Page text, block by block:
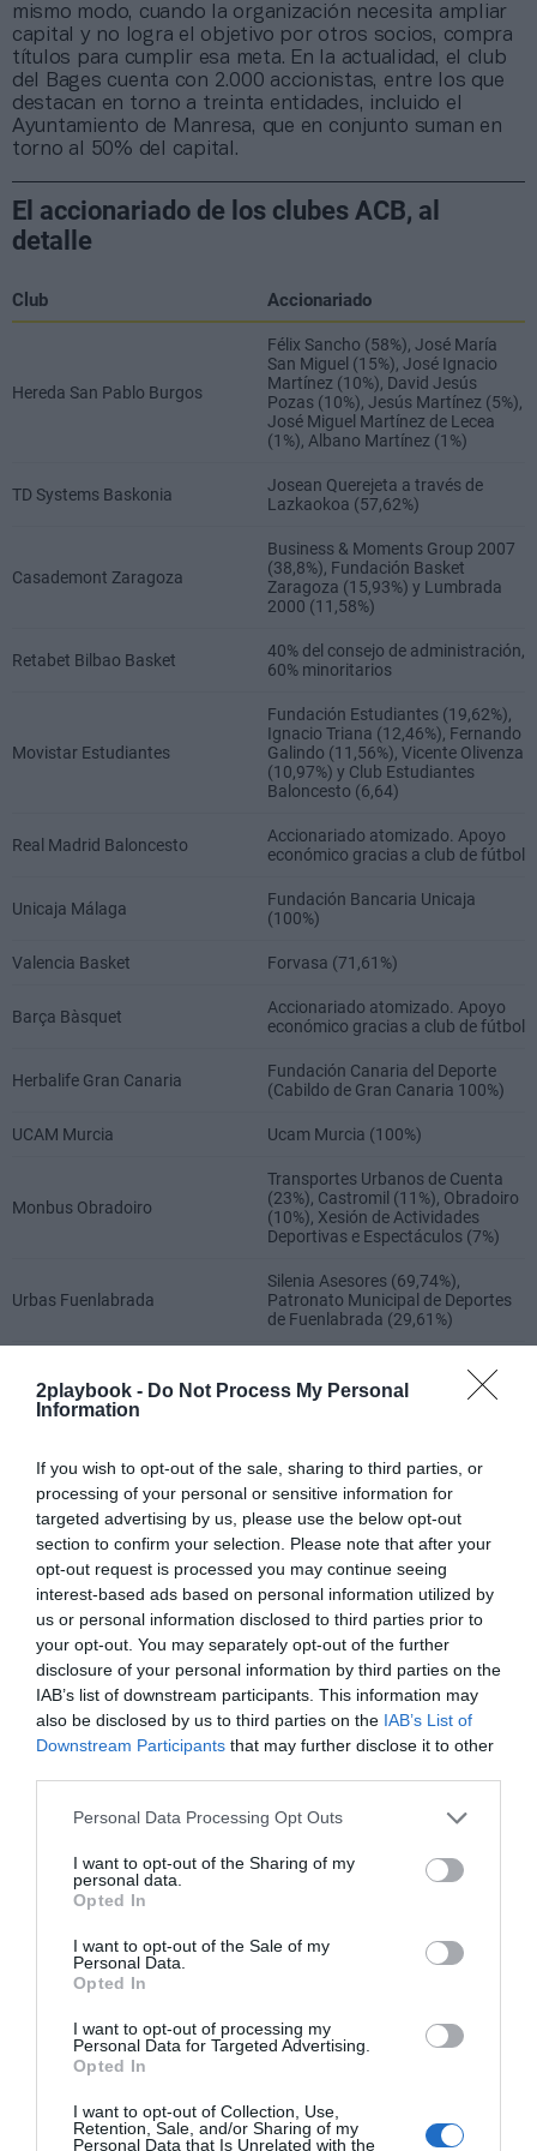
2playbook - Do Not Process My Personal
Information
If you wish to opt-out of the sale, sharing to third parties, or
processing of your personal or sensitive information for
targeted advertising by us, please use the below opt-out
section to confirm your selection. Please note that after your
opt-out request is processed you may continue seeing
interest-based ads based on personal information utilized by
us or personal information disclosed to third parties prior to
your opt-out. You may separately opt-out of the further
disclosure of your personal information by third parties on the
IAB’s list of downstream participants. This information may
also be disclosed by us to third parties on the IAB’s List of
Downstream Participants that may further disclose it to other
Personal Data Processing Opt Outs
I want to opt-out of the Sharing of my
personal data.
Opted In
I want to opt-out of the Sale of my
Personal Data.
Opted In
I want to opt-out of processing my
Personal Data for Targeted Advertising.
Opted In
I want to opt-out of Collection, Use,
Retention, Sale, and/or Sharing of my
Personal Data that Is Unrelated with the
mismo modo, cuando la organización necesita ampliar
capital y no logra el objetivo por otros socios, compra
títulos para cumplir esa meta. En la actualidad, el club
del Bages cuenta con 2.000 accionistas, entre los que
destacan en torno a treinta entidades, incluido el
Ayuntamiento de Manresa, que en conjunto suman en
torno al 50% del capital.
Otro ejemplo es Lenovo Tenerife, donde el 82% lo
controla la afición, empresas e instituciones de la
. El accionista principal es Iberostar, con un 12%.
acciones autocartera, y el resto de los accionistas
están por debajo del 5%. Sin embargo, la entidad
cuenta con un núcleo duro de socios, entre los que
Arzallus, y el actual, Ignacio Núñez, que suman un
paquete accionarial suficiente para dar estabilidad a la
Movistar Estudiantes también está en el grupo de
clubes con capital repartido. De hecho, el 38,7% está